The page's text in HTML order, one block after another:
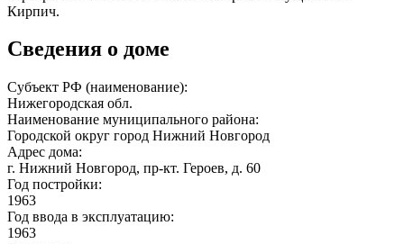
Кирпич.
Сведения о доме
Субъект РФ (наименование):
Нижегородская обл.
Наименование муниципального района:
Городской округ город Нижний Новгород
Адрес дома:
г. Нижний Новгород, пр-кт. Героев, д. 60
Год постройки:
1963
Год ввода в эксплуатацию:
1963